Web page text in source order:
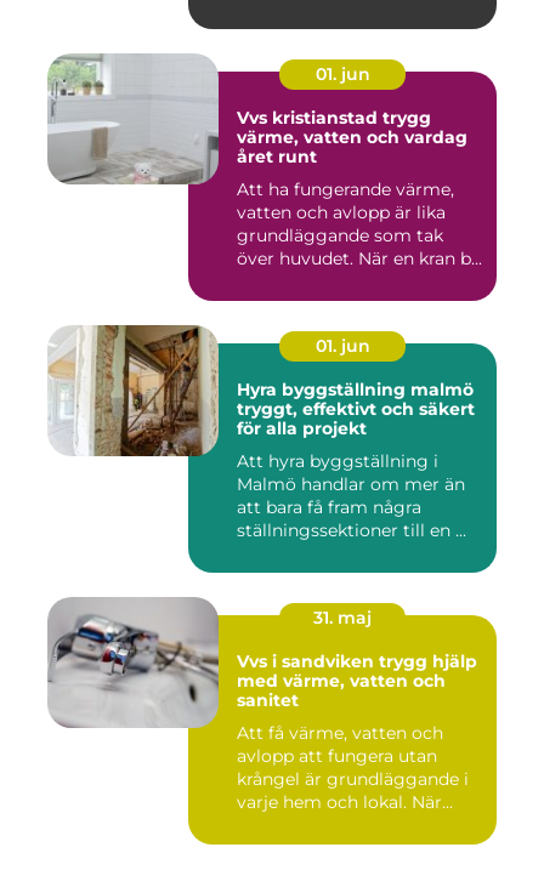
01. jun
Vvs kristianstad trygg
värme, vatten och vardag
året runt
Att ha fungerande värme,
vatten och avlopp är lika
grundläggande som tak
över huvudet. När en kran b...
01. jun
Hyra byggställning malmö
tryggt, effektivt och säkert
för alla projekt
Att hyra byggställning i
Malmö handlar om mer än
att bara få fram några
ställningssektioner till en ...
31. maj
Vvs i sandviken trygg hjälp
med värme, vatten och
sanitet
Att få värme, vatten och
avlopp att fungera utan
krångel är grundläggande i
varje hem och lokal. När...